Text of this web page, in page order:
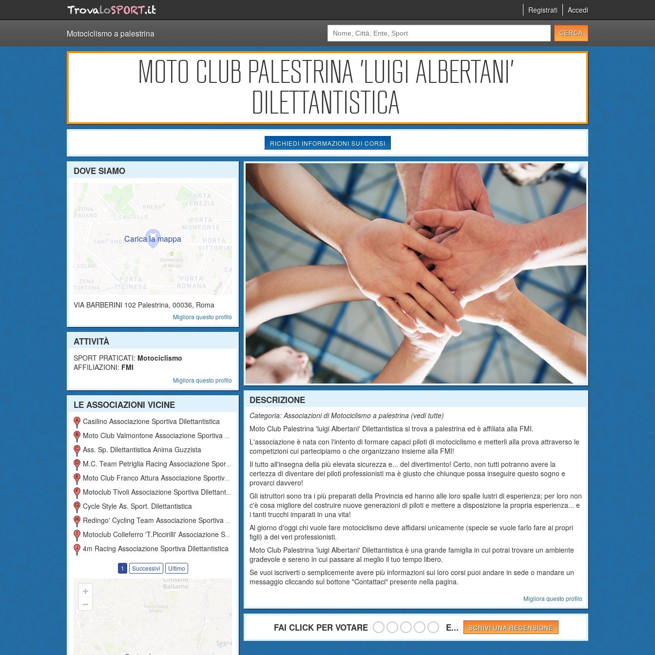
Registrati Accedi
Motociclismo a palestrina
MOTO CLUB PALESTRINA 'LUIGI ALBERTANI'
DILETTANTISTICA
RICHIEDI INFORMAZIONI SUI CORSI
DOVE SIAMO
VIA BARBERINI 102 Palestrina, 00036, Roma
Migliora questo profilo
ATTIVITÀ
SPORT PRATICATI: Motociclismo
AFFILIAZIONI: FMI
Migliora questo profilo
LE ASSOCIAZIONI VICINE
Casilino Associazione Sportiva Dilettantistica
Moto Club Valmontone Associazione Sportiva Dilettantistica
Ass. Sp. Dilettantistica Anima Guzzista
M.c. Team Petriglia Racing Associazione Sportiva Dilettantistica
Moto Club Franco Attura Associazione Sportiva Dilettantistica
Motoclub Tivoli Associazione Sportiva Dilettantistica
Cycle Style As. Sport. Dilettantistica
Redingo' Cycling Team Associazione Sportiva Dilettantistica
Motoclub Colleferro 't.piccirilli' Associazione Sportiva Dilettantistica
4m Racing Associazione Sportiva Dilettantistica
1 Successivi Ultimo
DESCRIZIONE
Categoria: Associazioni di Motociclismo a palestrina (vedi tutte)
Moto Club Palestrina 'luigi Albertani' Dilettantistica si trova a palestrina ed è affiliata alla FMI.
L'associazione è nata con l'intento di formare capaci piloti di motociclismo e metterli alla prova attraverso le
competizioni cui partecipiamo o che organizzano insieme alla FMI!
Il tutto all'insegna della più elevata sicurezza e... del divertimento! Certo, non tutti potranno avere la
certezza di diventare dei piloti professionisti ma è giusto che chiunque possa inseguire questo sogno e
provarci davvero!
Gli istruttori sono tra i più preparati della Provincia ed hanno alle loro spalle lustri di esperienza; per loro non
c'è cosa migliore del costruire nuove generazioni di piloti e mettere a disposizione la propria esperienza... e
i tanti trucchi imparati in una vita!
Al giorno d'oggi chi vuole fare motociclismo deve affidarsi unicamente (specie se vuole farlo fare ai propri
figli) a dei veri professionisti.
Moto Club Palestrina 'luigi Albertani' Dilettantistica è una grande famiglia in cui potrai trovare un ambiente
gradevole e sereno in cui passare al meglio il tuo tempo libero.
Se vuoi iscriverti o semplicemente avere più informazioni sui loro corsi puoi andare in sede o mandare un
messaggio cliccando sul bottone "Contattaci" presente nella pagina.
Migliora questo profilo
FAI CLICK PER VOTARE E... SCRIVI UNA RECENSIONE